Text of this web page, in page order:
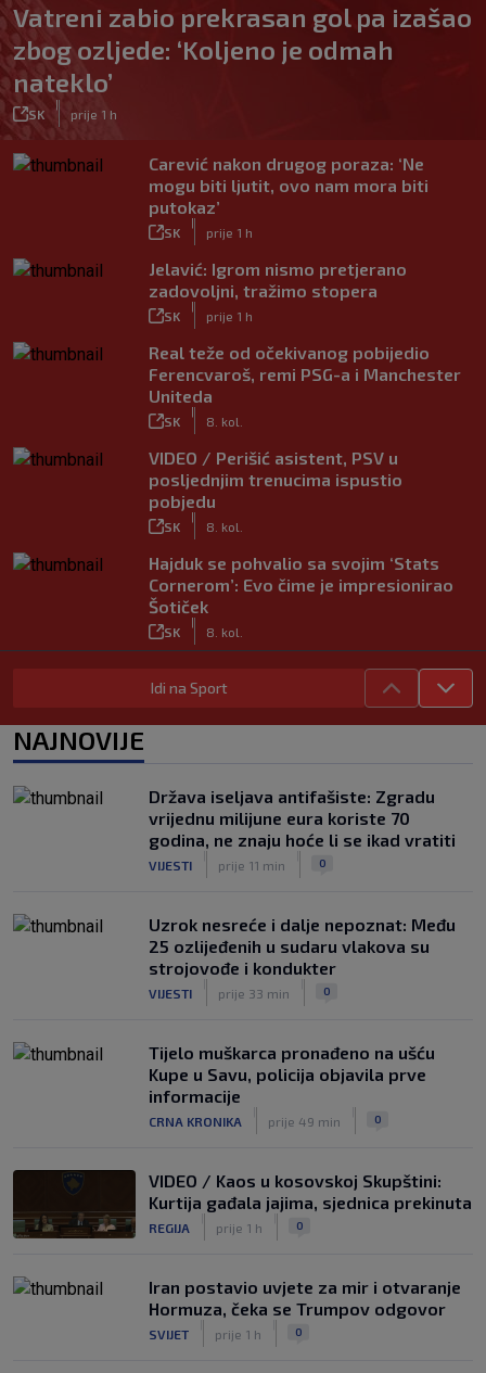
Vatreni zabio prekrasan gol pa izašao
zbog ozljede: ‘Koljeno je odmah
nateklo’
SK prije 1 h
Carević nakon drugog poraza: ‘Ne
mogu biti ljutit, ovo nam mora biti
putokaz’
SK prije 1 h
Jelavić: Igrom nismo pretjerano
zadovoljni, tražimo stopera
SK prije 1 h
Real teže od očekivanog pobijedio
Ferencvaroš, remi PSG-a i Manchester
Uniteda
SK 8. kol.
VIDEO / Perišić asistent, PSV u
posljednjim trenucima ispustio
pobjedu
SK 8. kol.
Hajduk se pohvalio sa svojim ‘Stats
Cornerom’: Evo čime je impresionirao
Šotiček
SK 8. kol.
Vlašić strijelac za Torino; ova gesta sve
govori o njegovom statusu
SK 8. kol.
VIDEO / Potez kakav se rijetko viđa:
Kada pomoć nije stigla, na rukama je
iznio suigrača u bolovima
Idi na Sport
NAJNOVIJE
Država iseljava antifašiste: Zgradu
vrijednu milijune eura koriste 70
godina, ne znaju hoće li se ikad vratiti
VIJESTI prije 11 min 0
Uzrok nesreće i dalje nepoznat: Među
25 ozlijeđenih u sudaru vlakova su
strojovođe i kondukter
VIJESTI prije 33 min 0
Tijelo muškarca pronađeno na ušću
Kupe u Savu, policija objavila prve
informacije
CRNA KRONIKA prije 49 min 0
VIDEO / Kaos u kosovskoj Skupštini:
Kurtija gađala jajima, sjednica prekinuta
REGIJA prije 1 h 0
Iran postavio uvjete za mir i otvaranje
Hormuza, čeka se Trumpov odgovor
SVIJET prije 1 h 0